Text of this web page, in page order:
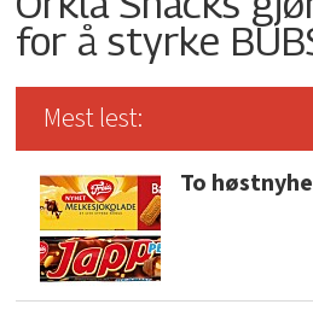
for å styrke
Mest lest:
To